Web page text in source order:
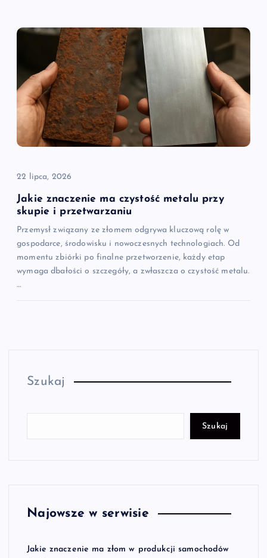
22 lipca, 2026
Jakie znaczenie ma czystość metalu przy
skupie i przetwarzaniu
Przemysł związany ze złomem odgrywa kluczową rolę w
gospodarce, środowisku i nowoczesnych technologiach. Od
momentu zbiórki po finalne przetworzenie, każdy etap
wymaga dbałości o szczegóły, a zwłaszcza o czystość metalu.
…
Szukaj
Szukaj
Najowsze w serwisie
Jakie znaczenie ma złom w produkcji samochodów